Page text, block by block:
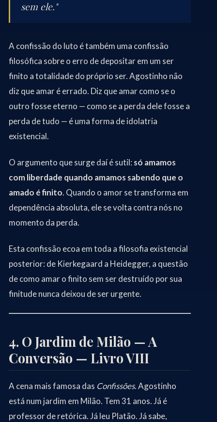
sem ele."
A confissão do luto é também uma confissão
filosófica sobre o erro de depositar em um ser
finito a totalidade do próprio ser. Agostinho não
diz que amar é errado. Diz que amar como se o
outro fosse eterno — como se a perda dele fosse a
perda de tudo — é uma forma de idolatria
existencial.
O argumento que surge daí é sutil: só amamos
com liberdade quando amamos sabendo que o
amado é finito. Quando o amor se transforma em
dependência absoluta, ele se volta contra nós no
momento da perda.
Esta confissão ecoa em toda a filosofia existencial
posterior: de Kierkegaard a Heidegger, a questão
de como amar o finito sem ser destruído por sua
finitude nunca deixou de ser urgente.
4. O Jardim de Milão — A
Conversão — Livro VIII
A cena mais famosa das Confissões. Agostinho
está num jardim em Milão. Tem 31 anos. Já é
professor de retórica. Já leu Platão. Já sabe,